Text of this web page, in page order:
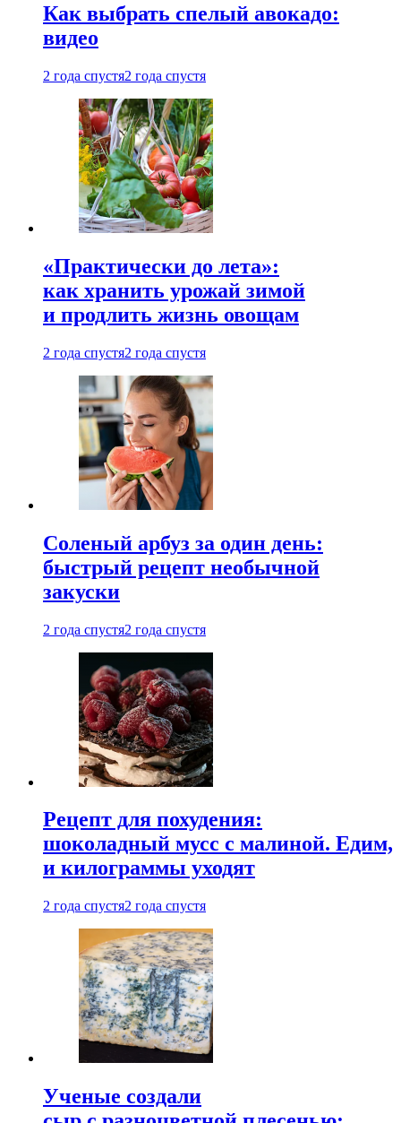
Как выбрать спелый авокадо:
видео
2 года спустя2 года спустя
«Практически до лета»:
как хранить урожай зимой
и продлить жизнь овощам
2 года спустя2 года спустя
Соленый арбуз за один день:
быстрый рецепт необычной
закуски
2 года спустя2 года спустя
Рецепт для похудения:
шоколадный мусс с малиной. Едим,
и килограммы уходят
2 года спустя2 года спустя
Ученые создали